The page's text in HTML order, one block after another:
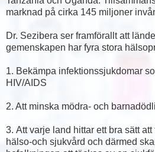
marknad på cirka 145 miljoner
Dr. Sezibera ser framförallt att
gemenskapen har fyra stora
1. Bekämpa infektionssjukdomar
HIV/AIDS
2. Att minska mödra- och
3. Att varje land hittar ett bra sätt
hälso-och sjukvård och därmed